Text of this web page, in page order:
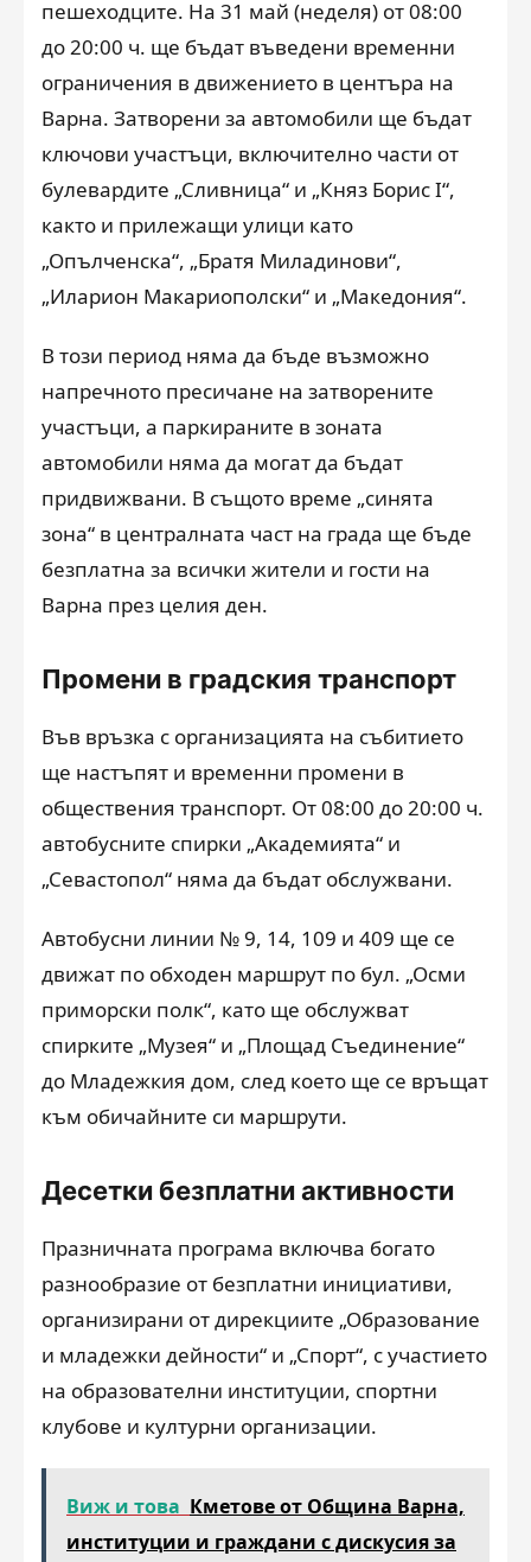
пешеходците. На 31 май (неделя) от 08:00
до 20:00 ч. ще бъдат въведени временни
ограничения в движението в центъра на
Варна. Затворени за автомобили ще бъдат
ключови участъци, включително части от
булевардите „Сливница“ и „Княз Борис I“,
както и прилежащи улици като
„Опълченска“, „Братя Миладинови“,
„Иларион Макариополски“ и „Македония“.
В този период няма да бъде възможно
напречното пресичане на затворените
участъци, а паркираните в зоната
автомобили няма да могат да бъдат
придвижвани. В същото време „синята
зона“ в централната част на града ще бъде
безплатна за всички жители и гости на
Варна през целия ден.
Промени в градския транспорт
Във връзка с организацията на събитието
ще настъпят и временни промени в
обществения транспорт. От 08:00 до 20:00 ч.
автобусните спирки „Академията“ и
„Севастопол“ няма да бъдат обслужвани.
Автобусни линии № 9, 14, 109 и 409 ще се
движат по обходен маршрут по бул. „Осми
приморски полк“, като ще обслужват
спирките „Музея“ и „Площад Съединение“
до Младежкия дом, след което ще се връщат
към обичайните си маршрути.
Десетки безплатни активности
Празничната програма включва богато
разнообразие от безплатни инициативи,
организирани от дирекциите „Образование
и младежки дейности“ и „Спорт“, с участието
на образователни институции, спортни
клубове и културни организации.
Виж и това Кметове от Община Варна,
институции и граждани с дискусия за